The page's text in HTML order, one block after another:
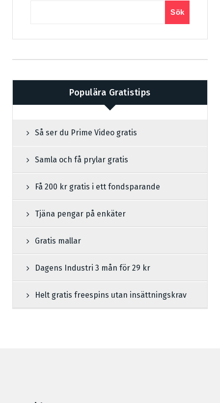
Sök
Populära Gratistips
Så ser du Prime Video gratis
Samla och få prylar gratis
Få 200 kr gratis i ett fondsparande
Tjäna pengar på enkäter
Gratis mallar
Dagens Industri 3 mån för 29 kr
Helt gratis freespins utan insättningskrav